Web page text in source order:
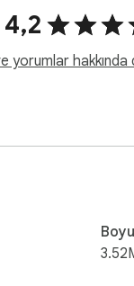
yorumlar